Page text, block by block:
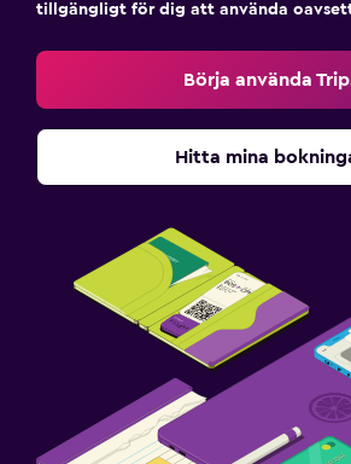
tillgängligt för dig att använda
Börja använda
Hitta mina